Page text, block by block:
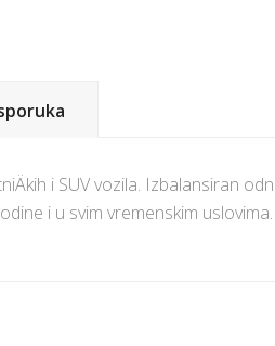
i SUV vozila. Izbalansiran
i u svim vremenskim uslovima.